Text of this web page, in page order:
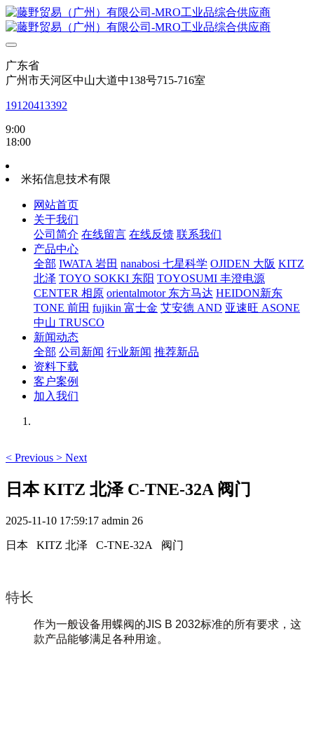
广东省
广州市天河区中山大道中138号715-716室
19120413392
9:00
18:00
米拓信息技术有限
网站首页
关于我们
公司简介 在线留言 在线反馈 联系我们
产品中心
全部 IWATA 岩田 nanabosi 七星科学 OJIDEN 大阪 KITZ
北泽 TOYO SOKKI 东阳 TOYOSUMI 丰澄电源
CENTER 相原 orientalmotor 东方马达 HEIDON新东
TONE 前田 fujikin 富士金 艾安德 AND 亚速旺 ASONE
中山 TRUSCO
新闻动态
全部 公司新闻 行业新闻 推荐新品
资料下载
客户案例
加入我们
< Previous > Next
日本 KITZ 北泽 C-TNE-32A 阀门
2025-11-10 17:59:17 admin 26
日本 KITZ 北泽 C-TNE-32A 阀门
特长
作为一般设备用蝶阀的JIS B 2032标准的所有要求，这
款产品能够满足各种用途。